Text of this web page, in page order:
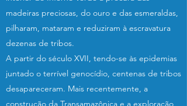
madeiras preciosas, do ouro e das esmeraldas,
pilharam, mataram e reduziram à escravatura
dezenas de tribos.
A partir do século XVII, tendo-se às epidemias
juntado o terrível genocídio, centenas de tribos
desapareceram. Mais recentemente, a
construção da Transamazônica e a exploração